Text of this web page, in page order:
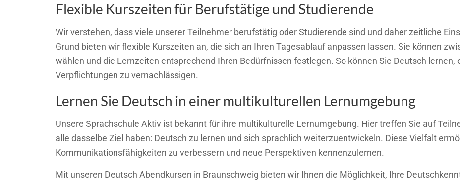
Flexible Kurszeiten für Berufstätige und Studierende
Wir verstehen, dass viele unserer Teilnehmer berufstätig oder Studierende sind und daher zeitliche
Grund bieten wir flexible Kurszeiten an, die sich an Ihren Tagesablauf anpassen lassen. Sie können
wählen und die Lernzeiten entsprechend Ihren Bedürfnissen festlegen. So können Sie Deutsch lernen,
Verpflichtungen zu vernachlässigen.
Lernen Sie Deutsch in einer multikulturellen Lernumgebung
Unsere Sprachschule Aktiv ist bekannt für ihre multikulturelle Lernumgebung. Hier treffen Sie auf
alle dasselbe Ziel haben: Deutsch zu lernen und sich sprachlich weiterzuentwickeln. Diese Vielfalt
Kommunikationsfähigkeiten zu verbessern und neue Perspektiven kennenzulernen.
Mit unseren Deutsch Abendkursen in Braunschweig bieten wir Ihnen die Möglichkeit, Ihre